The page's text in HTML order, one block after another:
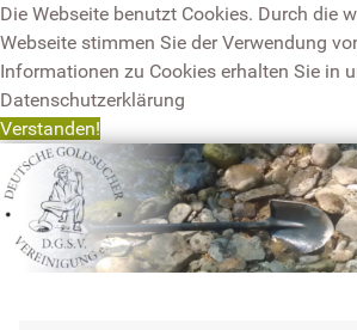
Die Webseite benutzt Cookies. Durch die
Webseite stimmen Sie der Verwendung
Informationen zu Cookies erhalten Sie in
Datenschutzerklärung
Verstanden!